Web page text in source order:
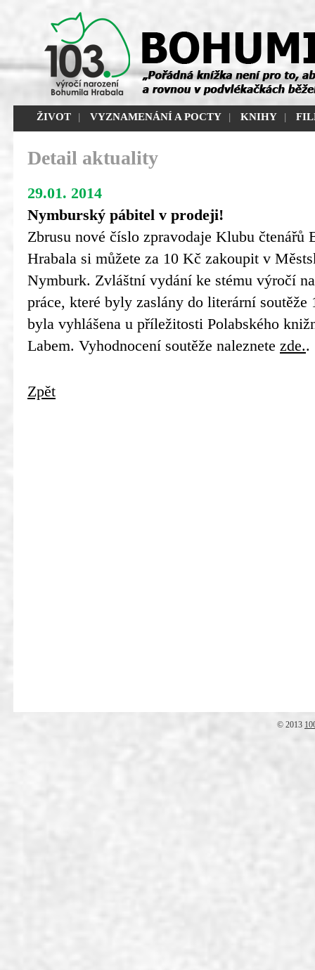
ŽIVOT | VYZNAMENÁNÍ A POCTY | KNIHY |
Detail aktuality
29.01. 2014
Nymburský pábitel v prodeji!
Zbrusu nové číslo zpravodaje Klubu čtenářů
Hrabala si můžete za 10 Kč zakoupit v
Nymburk. Zvláštní vydání ke stému výročí
práce, které byly zaslány do literární
byla vyhlášena u příležitosti Polabského
Labem. Vyhodnocení soutěže naleznete zde..
Zpět
© 2013